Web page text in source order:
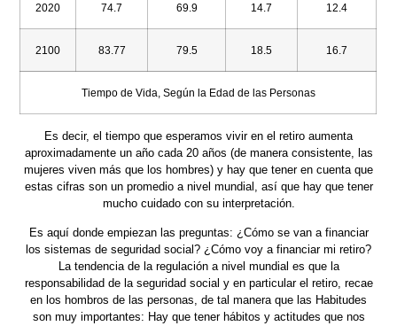
2020 74.7 69.9 14.7 12.4
2100 83.77 79.5 18.5 16.7
Tiempo de Vida, Según la Edad de las Personas
Es decir, el tiempo que esperamos vivir en el retiro aumenta
aproximadamente un año cada 20 años (de manera consistente, las
mujeres viven más que los hombres) y hay que tener en cuenta que
estas cifras son un promedio a nivel mundial, así que hay que tener
mucho cuidado con su interpretación.
Es aquí donde empiezan las preguntas: ¿Cómo se van a financiar
los sistemas de seguridad social? ¿Cómo voy a financiar mi retiro?
La tendencia de la regulación a nivel mundial es que la
responsabilidad de la seguridad social y en particular el retiro, recae
en los hombros de las personas, de tal manera que las Habitudes
son muy importantes: Hay que tener hábitos y actitudes que nos